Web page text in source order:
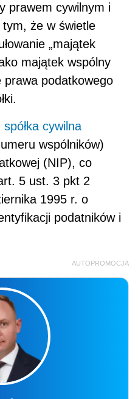
prawem cywilnym i
że w świetle
„majątek
majątek wspólny
prawa podatkowego
spółka cywilna
wspólników)
(NIP), co
5 ust. 3 pkt 2
1995 r. o
podatników i
AUTOPROMOCJA